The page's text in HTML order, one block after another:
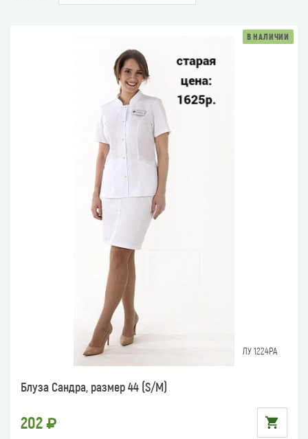
В НАЛИЧИИ
ЛУ 1224РА
Блуза Сандра, размер 44 (S/M)
202